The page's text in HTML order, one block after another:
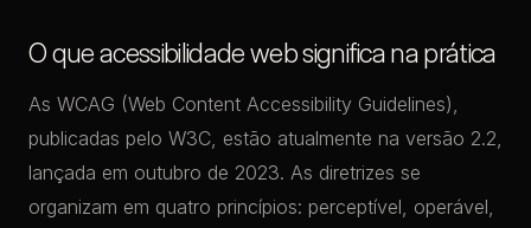
O que acessibilidade web significa na prática
As WCAG (Web Content Accessibility Guidelines),
publicadas pelo W3C, estão atualmente na versão 2.2,
lançada em outubro de 2023. As diretrizes se
organizam em quatro princípios: perceptível, operável,